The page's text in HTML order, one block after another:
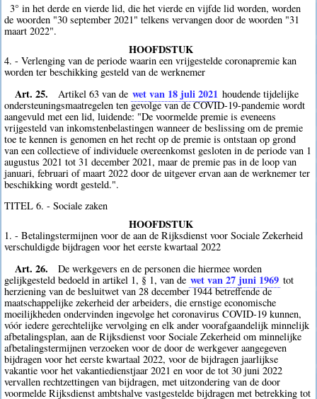
3° in het derde en vierde lid, die het vierde en vijfde lid worden, worden
de woorden "30 september 2021" telkens vervangen door de woorden "31
maart 2022".
HOOFDSTUK
4. - Verlenging van de periode waarin een vrijgestelde coronapremie kan
worden ter beschikking gesteld van de werknemer
Art. 25. Artikel 63 van de wet van 18 juli 2021 houdende tijdelijke
ondersteuningsmaatregelen ten gevolge van de COVID-19-pandemie wordt
aangevuld met een lid, luidende: "De voormelde premie is eveneens
vrijgesteld van inkomstenbelastingen wanneer de beslissing om de premie
toe te kennen is genomen en het recht op de premie is ontstaan op grond
van een collectieve of individuele overeenkomst gesloten in de periode van 1
augustus 2021 tot 31 december 2021, maar de premie pas in de loop van
januari, februari of maart 2022 door de uitgever ervan aan de werknemer ter
beschikking wordt gesteld.".
TITEL 6. - Sociale zaken
HOOFDSTUK
1. - Betalingstermijnen voor de aan de Rijksdienst voor Sociale Zekerheid
verschuldigde bijdragen voor het eerste kwartaal 2022
Art. 26.
De werkgevers en de personen die hiermee worden
gelijkgesteld bedoeld in artikel 1, § 1, van de wet van 27 juni 1969 tot
herziening van de besluitwet van 28 december 1944 betreffende de
maatschappelijke zekerheid der arbeiders, die ernstige economische
moeilijkheden ondervinden ingevolge het coronavirus COVID-19 kunnen,
vóór iedere gerechtelijke vervolging en elk ander voorafgaandelijk minnelijk
afbetalingsplan, aan de Rijksdienst voor Sociale Zekerheid om minnelijke
afbetalingstermijnen verzoeken voor de door de werkgever aangegeven
bijdragen voor het eerste kwartaal 2022, voor de bijdragen jaarlijkse
vakantie voor het vakantiedienstjaar 2021 en voor de tot 30 juni 2022
vervallen rechtzettingen van bijdragen, met uitzondering van de door
voormelde Rijksdienst ambtshalve vastgestelde bijdragen met betrekking tot